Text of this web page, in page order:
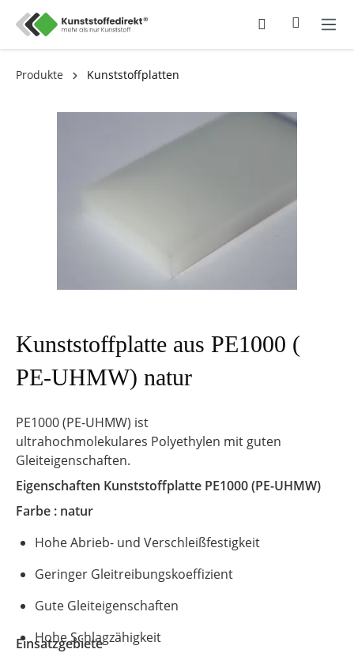
Produkte Kunststoffplatten
Kunststoffplatte aus PE1000 (
PE-UHMW) natur
PE1000 (PE-UHMW) ist
ultrahochmolekulares Polyethylen mit guten
Gleiteigenschaften.
Eigenschaften Kunststoffplatte PE1000 (PE-UHMW)
Farbe : natur
Hohe Abrieb- und Verschleißfestigkeit
Geringer Gleitreibungskoeffizient
Gute Gleiteigenschaften
Hohe Schlagzähigkeit
Einsatzgebiete